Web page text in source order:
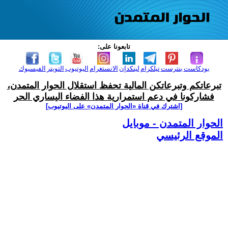
تابعونا على:
الفيسبوك التويتر اليوتيوب الانستغرام لينكدإن تيلكرامبنترست بودكاست
تبرعاتكم وتبرعاتكن المالية تحفظ استقلال الحوار المتمدن،
فشاركونا في دعم استمرارية هذا الفضاء اليساري الحر
[اشترك في قناة ‫«الحوار المتمدن» على اليوتيوب]
الحوار المتمدن - موبايل
الموقع الرئيسي